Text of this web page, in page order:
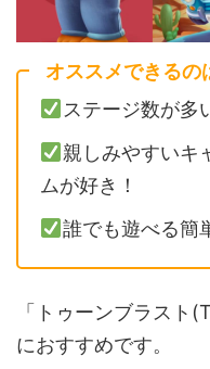
オススメできるの
ステージ数が多
親しみやすいキ
ムが好き！
誰でも遊べる簡
「トゥーンブラスト
におすすめです。